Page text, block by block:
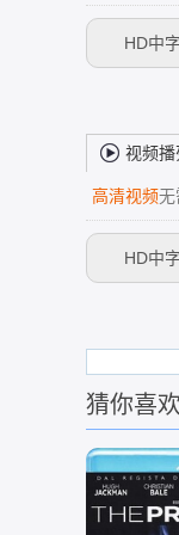
HD中字
视频播
高清视频无
HD中字
猜你喜欢